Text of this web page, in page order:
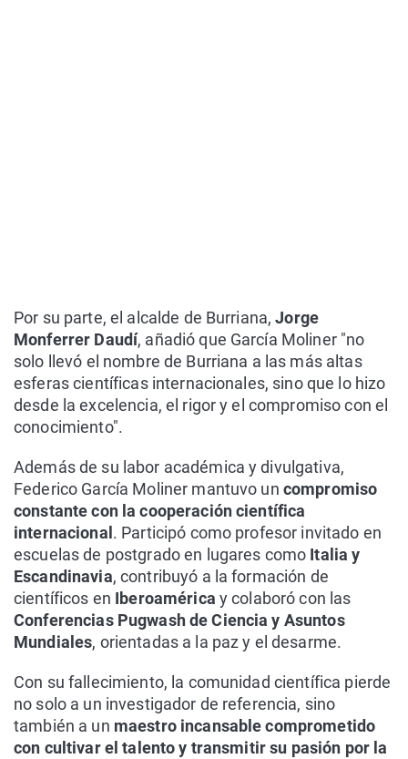
Por su parte, el alcalde de Burriana,Jorge
Monferrer Daudí, añadió que García Moliner "no
solo llevó el nombre de Burriana a las más altas
esferas científicas internacionales, sino que lo hizo
desde la excelencia, el rigor y el compromiso con el
conocimiento".
Además de su labor académica y divulgativa,
Federico García Moliner mantuvo un compromiso
constante con la cooperación científica
internacional . Participó como profesor invitado en
escuelas de postgrado en lugares como Italia y
Escandinavia, contribuyó a la formación de
científicos en Iberoamérica y colaboró con las
Conferencias Pugwash de Ciencia y Asuntos
Mundiales, orientadas a la paz y el desarme.
Con su fallecimiento, la comunidad científica pierde
no solo a un investigador de referencia, sino
también a un maestro incansable comprometido
con cultivar el talento y transmitir su pasión por la